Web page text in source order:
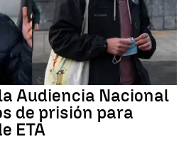
Audiencia Nacional
de prisión para
ETA